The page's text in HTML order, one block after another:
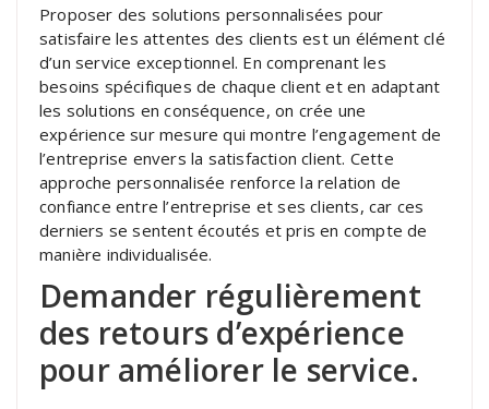
Proposer des solutions personnalisées pour
satisfaire les attentes des clients est un élément clé
d’un service exceptionnel. En comprenant les
besoins spécifiques de chaque client et en adaptant
les solutions en conséquence, on crée une
expérience sur mesure qui montre l’engagement de
l’entreprise envers la satisfaction client. Cette
approche personnalisée renforce la relation de
confiance entre l’entreprise et ses clients, car ces
derniers se sentent écoutés et pris en compte de
manière individualisée.
Demander régulièrement
des retours d’expérience
pour améliorer le service.